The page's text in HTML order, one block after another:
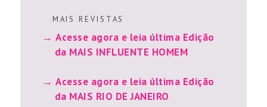
M A I S R E V I S T A S
Acesse agora e leia última Edição
da MAIS INFLUENTE HOMEM
Acesse agora e leia última Edição
da MAIS RIO DE JANEIRO